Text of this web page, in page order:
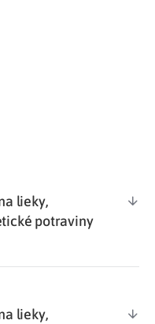
lieky,
potraviny
lieky,